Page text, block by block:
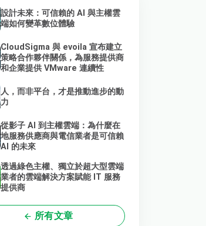
設計未來：可信賴的 AI 與主權雲
端如何變革數位體驗
CloudSigma 與 evoila 宣布建立
策略合作夥伴關係，為服務提供商
和企業提供 VMware 連續性
人，而非平台，才是推動進步的動
力
從影子 AI 到主權雲端：為什麼在
地服務供應商與電信業者是可信賴
AI 的未來
透過綠色主權、獨立於超大型雲端
業者的雲端解決方案賦能 IT 服務
提供商
所有文章